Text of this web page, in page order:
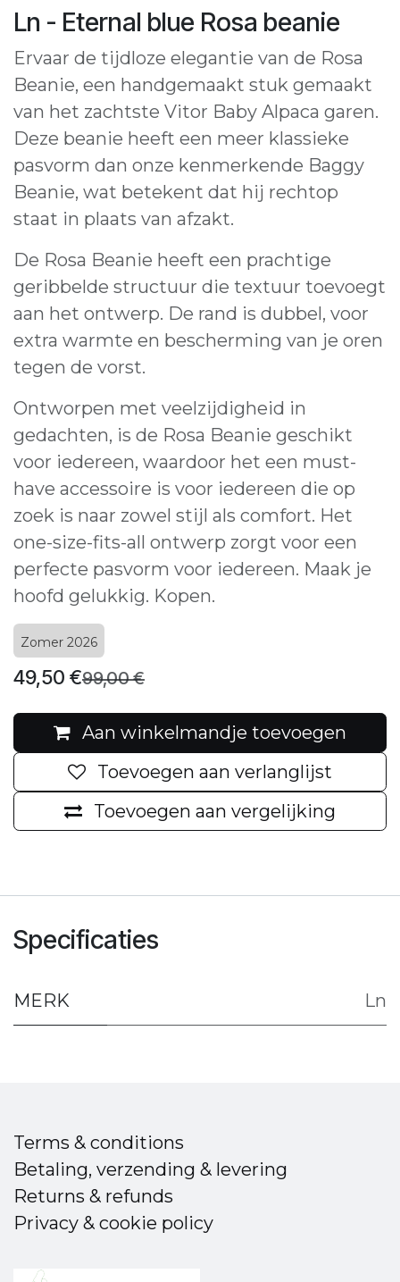
Ln - Eternal blue Rosa beanie
Ervaar de tijdloze elegantie van de Rosa
Beanie, een handgemaakt stuk gemaakt
van het zachtste Vitor Baby Alpaca garen.
Deze beanie heeft een meer klassieke
pasvorm dan onze kenmerkende Baggy
Beanie, wat betekent dat hij rechtop
staat in plaats van afzakt.
De Rosa Beanie heeft een prachtige
geribbelde structuur die textuur toevoegt
aan het ontwerp. De rand is dubbel, voor
extra warmte en bescherming van je oren
tegen de vorst.
Ontworpen met veelzijdigheid in
gedachten, is de Rosa Beanie geschikt
voor iedereen, waardoor het een must-
have accessoire is voor iedereen die op
zoek is naar zowel stijl als comfort. Het
one-size-fits-all ontwerp zorgt voor een
perfecte pasvorm voor iedereen. Maak je
hoofd gelukkig. Kopen.
Zomer 2026
49,50 €99,00€
Aan winkelmandje toevoegen
Toevoegen aan vergelijking
Toevoegen aan verlanglijst
Specificaties
MERK Ln
Terms & conditions
Betaling, verzending & levering
Returns & refunds
Privacy & cookie policy